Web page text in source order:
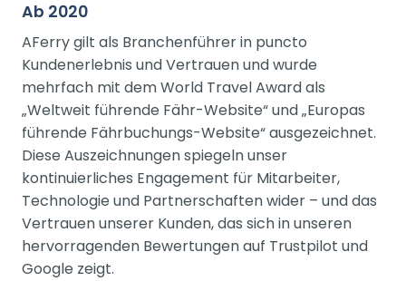
Ab 2020
AFerry gilt als Branchenführer in puncto
Kundenerlebnis und Vertrauen und wurde
mehrfach mit dem World Travel Award als
„Weltweit führende Fähr-Website“ und „Europas
führende Fährbuchungs-Website“ ausgezeichnet.
Diese Auszeichnungen spiegeln unser
kontinuierliches Engagement für Mitarbeiter,
Technologie und Partnerschaften wider – und das
Vertrauen unserer Kunden, das sich in unseren
hervorragenden Bewertungen auf Trustpilot und
Google zeigt.